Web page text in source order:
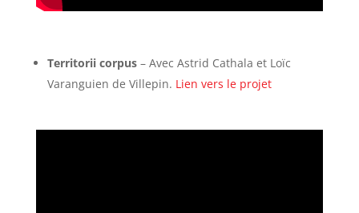
Territorii corpus– Avec Astrid Cathala et Loïc
Varanguien de Villepin. Lien vers le projet